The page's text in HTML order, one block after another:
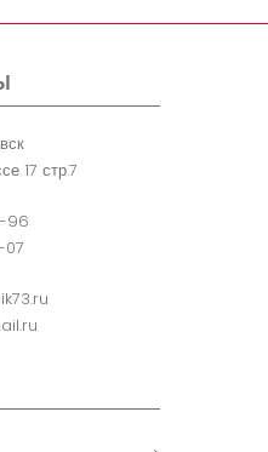
B (мм)
17 стр.7
96